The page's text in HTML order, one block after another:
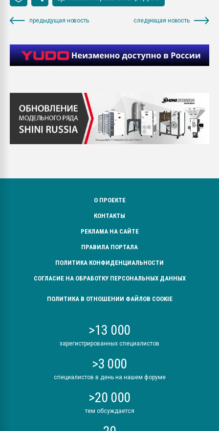
предыдущая новость следующая новость
О ПРОЕКТЕ
КОНТАКТЫ
РЕКЛАМА НА САЙТЕ
ПРАВИЛА ПОРТАЛА
ПОЛИТИКА КОНФИДЕНЦИАЛЬНОСТИ
СОГЛАСИЕ НА ОБРАБОТКУ ПЕРСОНАЛЬНЫХ ДАННЫХ
ПОЛИТИКА В ОТНОШЕНИИ ФАЙЛОВ COOKIE
>13 000
зарегистрированных специалистов
>3 000
специалистов в день на нашем форуме
>20 000
тем обсуждается